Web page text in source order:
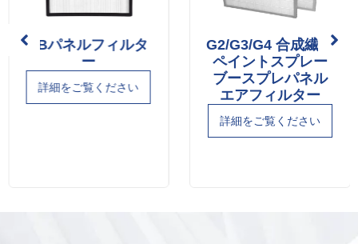
FBパネルフィルタ
ー
詳細をご覧ください
G2/G3/G4 合成繊維
ペイントスプレー
ブースプレパネル
エアフィルター
詳細をご覧ください